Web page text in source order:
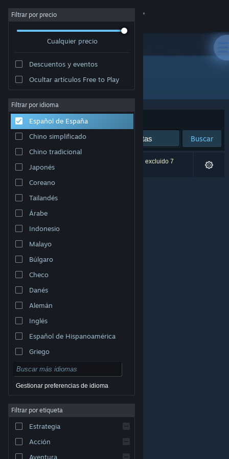
Iniciar sesión
Acerca de
Soporte
Cambiar idioma
Descargar Steam Mobile
Ver versión clásica
© Valve Corporation. Todos los derechos reservados.
respectivos dueños en EE. UU. y otros países.
Acuerdo de Suscriptor a Steam
Cookies
Filtrar por precio
Cualquier precio
Descuentos y eventos
Ocultar artículos Free to Play
Filtrar por idioma
Español de España
Chino simplificado
Chino tradicional
Japonés
Coreano
Tailandés
Árabe
Indonesio
Malayo
Búlgaro
Checo
Danés
Alemán
Inglés
Español de Hispanoamérica
Griego
Gestionar preferencias de idioma
Filtrar por etiqueta
Estrategia
Acción
Aventura
Desarrollador: Xatrix Entertainment
Ordenar por Relevancia
Buscar
0 resultados coinciden con la búsqueda. Se han excluido 7
títulos basándose en tus preferencias.